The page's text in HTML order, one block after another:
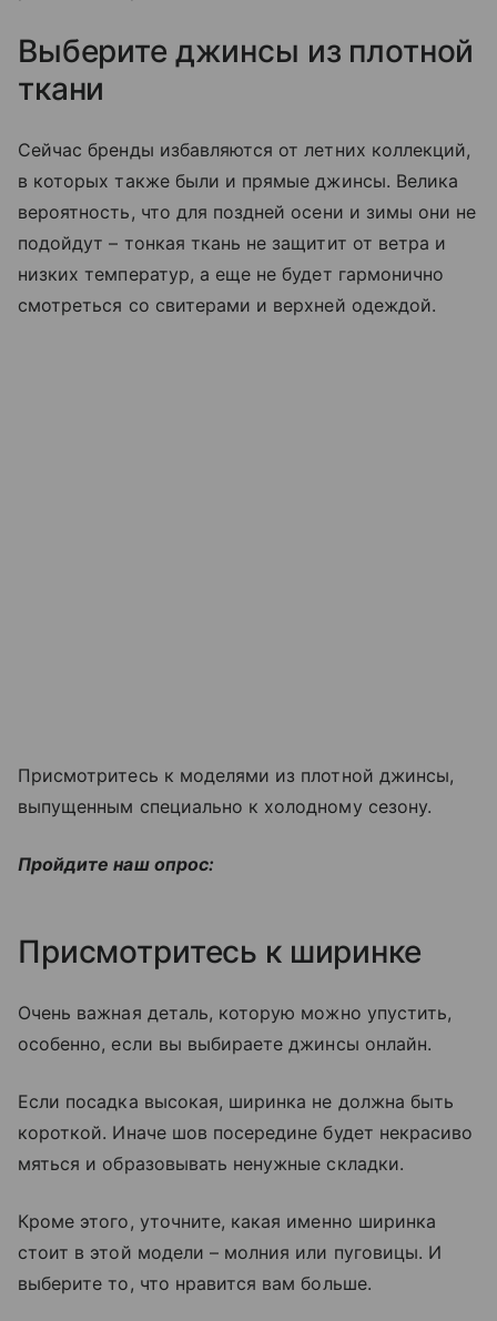
Выберите джинсы из плотной
ткани
Сейчас бренды избавляются от летних коллекций,
в которых также были и прямые джинсы. Велика
вероятность, что для поздней осени и зимы они не
подойдут – тонкая ткань не защитит от ветра и
низких температур, а еще не будет гармонично
смотреться со свитерами и верхней одеждой.
Присмотритесь к моделями из плотной джинсы,
выпущенным специально к холодному сезону.
Пройдите наш опрос:
Присмотритесь к ширинке
Очень важная деталь, которую можно упустить,
особенно, если вы выбираете джинсы онлайн.
Если посадка высокая, ширинка не должна быть
короткой. Иначе шов посередине будет некрасиво
мяться и образовывать ненужные складки.
Кроме этого, уточните, какая именно ширинка
стоит в этой модели – молния или пуговицы. И
выберите то, что нравится вам больше.